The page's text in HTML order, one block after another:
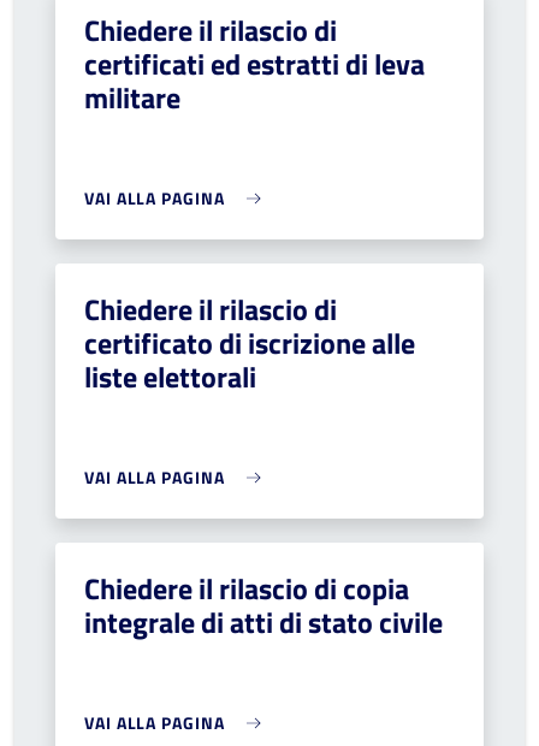
Chiedere il rilascio di
certificati ed estratti di leva
militare
VAI ALLA PAGINA
Chiedere il rilascio di
certificato di iscrizione alle
liste elettorali
VAI ALLA PAGINA
Chiedere il rilascio di copia
integrale di atti di stato civile
VAI ALLA PAGINA